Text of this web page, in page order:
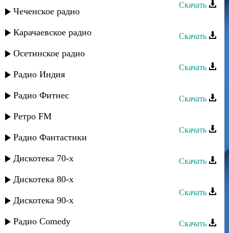
Чеченское радио
Карачаевское радио
Осетинское радио
Радио Индия
Радио Фитнес
Ретро FM
Радио Фантастики
Дискотека 70-х
Дискотека 80-х
Дискотека 90-х
Радио Comedy
Скачать
Скачать
Самур - Рушан бахт
Скачать
Скачать
Рухун - Яд кърасу
Скачать
Ашуг Адиль - Лезги Чил
Скачать
Рычал группа - Лезги руш
Скачать
Скачать